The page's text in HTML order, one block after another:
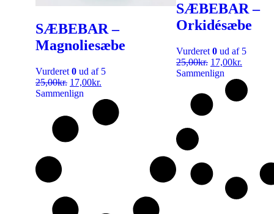
SÆBEBAR –
Magnoliesæbe
Vurderet 0 ud af 5
25,00kr. 17,00kr.
Sammenlign
SÆBEBAR –
Orkidésæbe
Vurderet 0 ud af 5
25,00kr. 17,00kr.
Sammenlign